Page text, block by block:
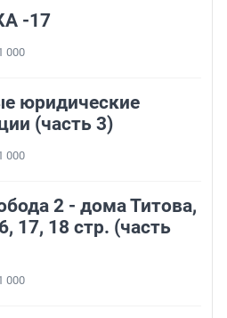
-17
000
юридические
(часть 3)
000
2 - дома Титова,
17, 18 стр. (часть
000